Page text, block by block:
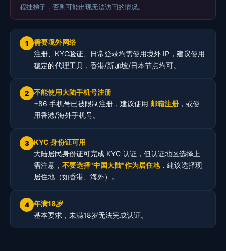
程挂梯子，否则可能出现无法访问的情况。
1
需要境外网络
注册、KYC验证、日常登录均需使用境外 IP，建议使用
稳定的代理工具，香港/新加坡/日本节点均可。
2
不能使用大陆手机号注册
+86 手机号已被限制注册，建议使用 邮箱注册 ，或使
用香港/海外手机号。
3 KYC 身份证可用
大陆居民身份证可完成 KYC 认证，但认证地区选择上
需注意， 不要选择"中国大陆"作为居住地，建议选择现
居住地（如香港、海外）。
4 年满18岁
基本要求，未满18岁无法完成认证。